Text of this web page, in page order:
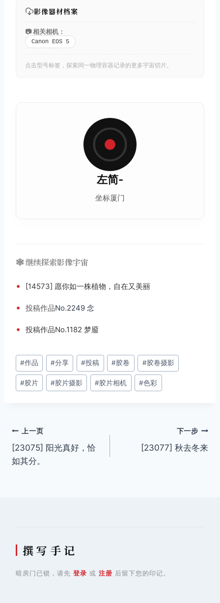
影像器材档案
📷 相关相机：
Canon EOS 5
点击型号标签，探索同一物理容器记录的更多宇宙切片。
左简-
坐标厦门
🕸️ 继续探索影像宇宙
• [14573] 愿你如一株植物，自在又美丽
• 投稿作品No.2249 念
• 投稿作品No.1182 梦靥
文
章
标
#作品 #分享 #投稿 #胶卷 #胶卷摄影
#胶片 #胶片摄影 #胶片相机 #色彩
文
章
上一页
[23075] 阳光真好，恰
如其分。
下一步
[23077] 秋去冬来
撰 写 手 记
暗房门已锁，请先 登录 或 注册 后留下您的印记。